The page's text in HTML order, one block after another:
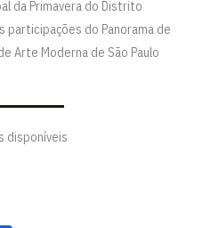
da Primavera do Distrito
participações do Panorama de
Arte Moderna de São Paulo
disponíveis